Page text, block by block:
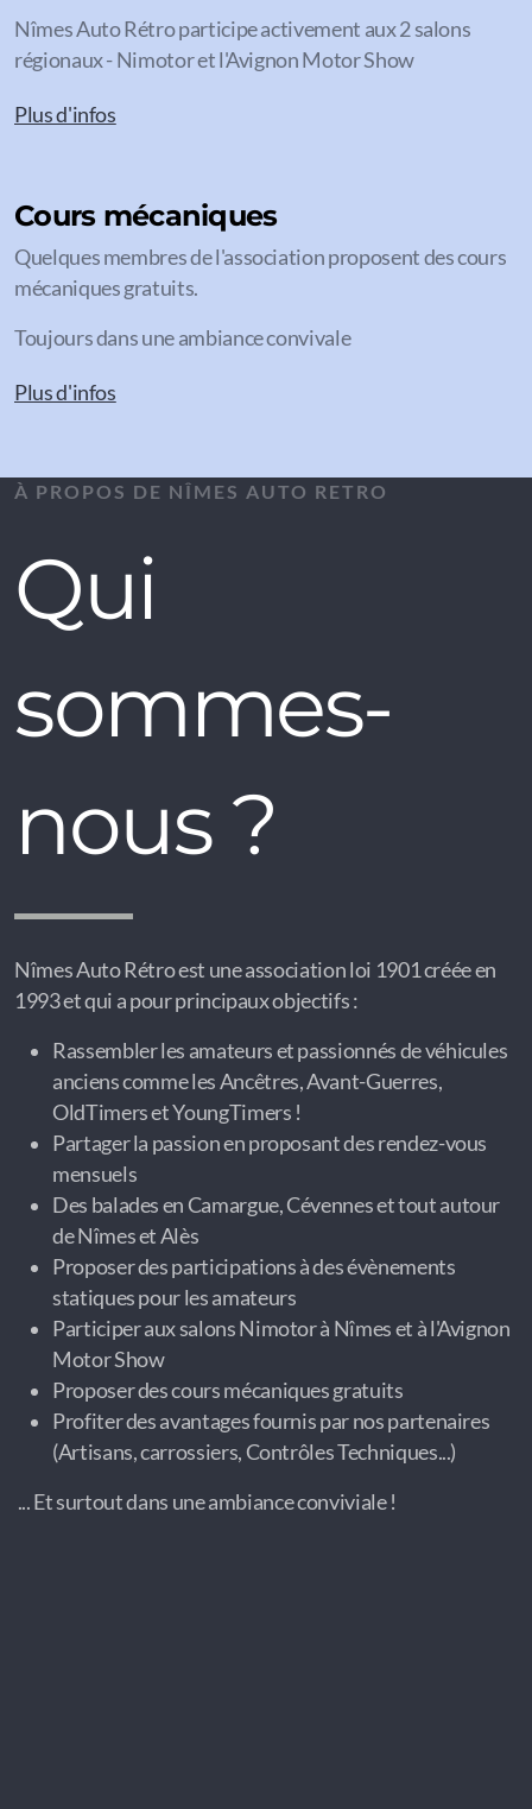
Nîmes Auto Rétro participe activement aux 2 salons
régionaux - Nimotor et l'Avignon Motor Show
Plus d'infos
Cours mécaniques
Quelques membres de l'association proposent des cours
mécaniques gratuits.
Toujours dans une ambiance convivale
Plus d'infos
À PROPOS DE NÎMES AUTO RETRO
Qui
sommes-
nous ?
Nîmes Auto Rétro est une association loi 1901 créée en
1993 et qui a pour principaux objectifs :
Rassembler les amateurs et passionnés de véhicules
anciens comme les Ancêtres, Avant-Guerres,
OldTimers et YoungTimers !
Partager la passion en proposant des rendez-vous
mensuels
Des balades en Camargue, Cévennes et tout autour
de Nîmes et Alès
Proposer des participations à des évènements
statiques pour les amateurs
Participer aux salons Nimotor à Nîmes et à l'Avignon
Motor Show
Proposer des cours mécaniques gratuits
Profiter des avantages fournis par nos partenaires
(Artisans, carrossiers, Contrôles Techniques...)
... Et surtout dans une ambiance conviviale !